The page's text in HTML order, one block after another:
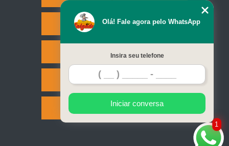
Missão
Serviços
Contato
Mapa do site
1
Olá! Fale agora pelo WhatsApp
Insira seu telefone
Iniciar conversa